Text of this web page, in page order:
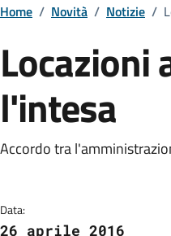
Home / Novità / Notizie /
Locazioni
l'intesa
Dettagli
Accordo tra
Data:
26 aprile 2016